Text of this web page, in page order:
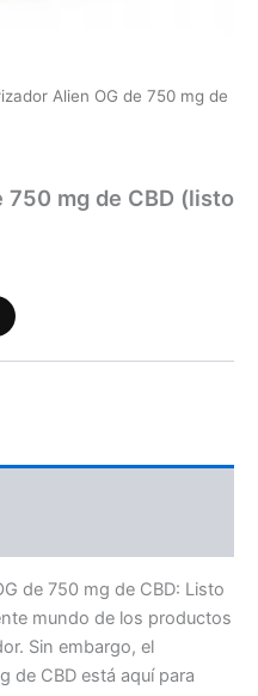
Alien OG de 750 mg de
750 mg de CBD (listo
de 750 mg de CBD: Listo
mundo de los productos
Sin embargo, el
de CBD está aquí para